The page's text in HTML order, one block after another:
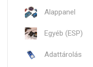
Alappanel
Egyéb (ESP)
Adattárolás